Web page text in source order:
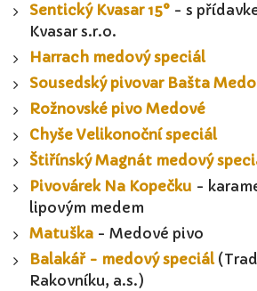
Sentický Kvasar 15° - s
Kvasar s.r.o.
Harrach medový speciál
Sousedský pivovar Bašta
Rožnovské pivo Medové
Chyše Velikonoční speciál
Štiřínský Magnát medový
Pivovárek Na Kopečku -
lipovým medem
Matuška - Medové pivo
Balakář - medový speciál
Rakovníku, a.s.)